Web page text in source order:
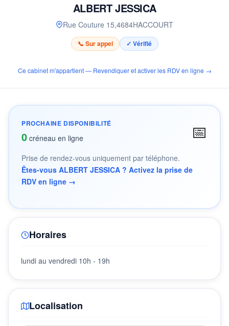
ALBERT JESSICA
Rue Couture 15,4684HACCOURT
📞 Sur appel ✓ Vérifié
Ce cabinet m'appartient — Revendiquer et activer les RDV en ligne →
PROCHAINE DISPONIBILITÉ
0 créneau en ligne 📅
Prise de rendez-vous uniquement par téléphone.
Êtes-vous ALBERT JESSICA ? Activez la prise de
RDV en ligne →
Horaires
lundi au vendredi 10h - 19h
Localisation